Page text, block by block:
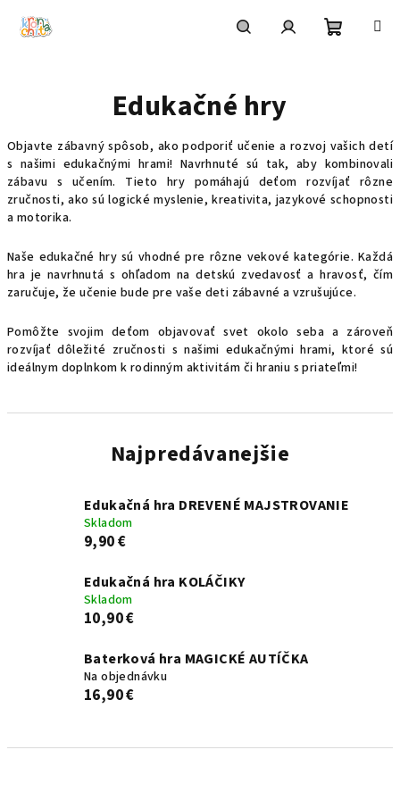
Edukačné hry
Objavte zábavný spôsob, ako podporiť učenie a rozvoj vašich detí
s našimi edukačnými hrami! Navrhnuté sú tak, aby kombinovali
zábavu s učením. Tieto hry pomáhajú deťom rozvíjať rôzne
zručnosti, ako sú logické myslenie, kreativita, jazykové schopnosti
a motorika.
Naše edukačné hry sú vhodné pre rôzne vekové kategórie. Každá
hra je navrhnutá s ohľadom na detskú zvedavosť a hravosť, čím
zaručuje, že učenie bude pre vaše deti zábavné a vzrušujúce.
Pomôžte svojim deťom objavovať svet okolo seba a zároveň
rozvíjať dôležité zručnosti s našimi edukačnými hrami, ktoré sú
ideálnym doplnkom k rodinným aktivitám či hraniu s priateľmi!
Najpredávanejšie
Edukačná hra DREVENÉ MAJSTROVANIE
Skladom
9,90 €
Edukačná hra KOLÁČIKY
Skladom
10,90 €
Baterková hra MAGICKÉ AUTÍČKA
Na objednávku
16,90 €